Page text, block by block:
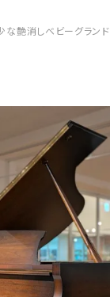
な艶消しベビーグランド